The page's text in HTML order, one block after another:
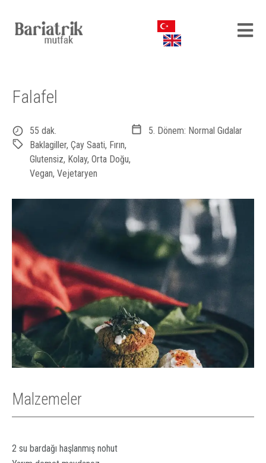
Falafel
55 dak.
5. Dönem: Normal Gıdalar
Baklagiller, Çay Saati, Fırın,
Glutensiz, Kolay, Orta Doğu,
Vegan, Vejetaryen
Malzemeler
2 su bardağı haşlanmış nohut